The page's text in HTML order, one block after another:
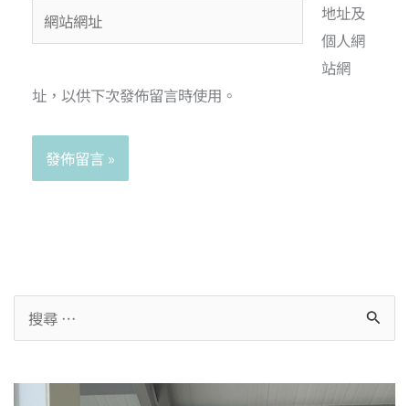
地址及
個人網
站網
址，以供下次發佈留言時使用。